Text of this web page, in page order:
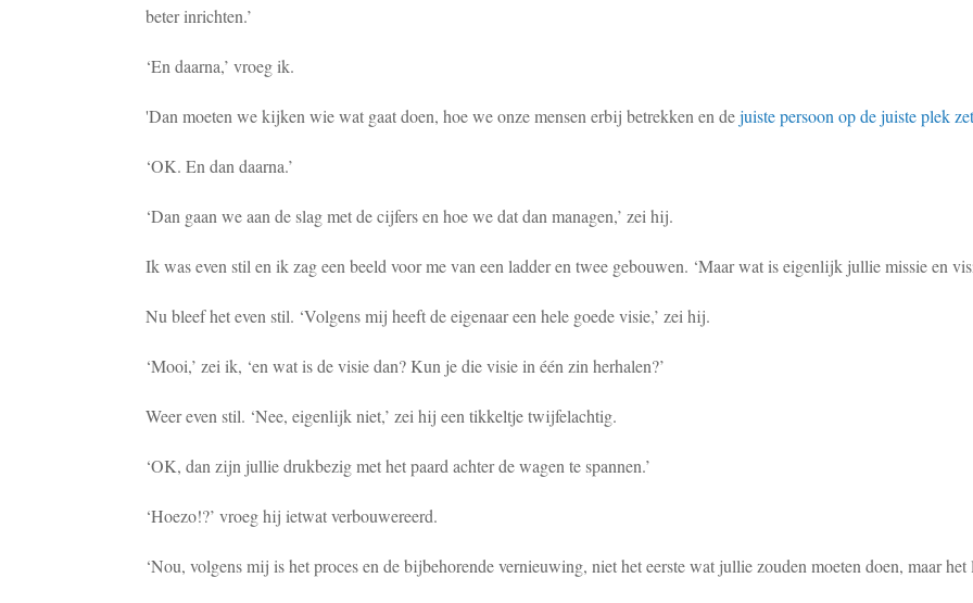
beter inrichten.’
‘En daarna,’ vroeg ik.
'Dan moeten we kijken wie wat gaat doen, hoe we onze mensen erbij betrekken en dejuiste persoon op de juiste plek
‘OK. En dan daarna.’
‘Dan gaan we aan de slag met de cijfers en hoe we dat dan managen,’ zei hij.
Ik was even stil en ik zag een beeld voor me van een ladder en twee gebouwen. ‘Maar wat is eigenlijk jullie missie en
Nu bleef het even stil. ‘Volgens mij heeft de eigenaar een hele goede visie,’ zei hij.
‘Mooi,’ zei ik, ‘en wat is de visie dan? Kun je die visie in één zin herhalen?’
Weer even stil. ‘Nee, eigenlijk niet,’ zei hij een tikkeltje twijfelachtig.
‘OK, dan zijn jullie drukbezig met het paard achter de wagen te spannen.’
‘Hoezo!?’ vroeg hij ietwat verbouwereerd.
‘Nou, volgens mij is het proces en de bijbehorende vernieuwing, niet het eerste wat jullie zouden moeten doen, maar het